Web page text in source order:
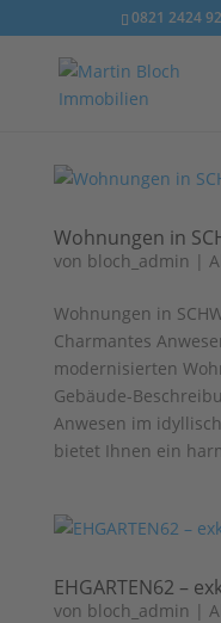
0821 2424
Wohnungen in
von bloch_admin |
Wohnungen in
Charmantes
modernisierten
Gebäude-
Anwesen im
bietet Ihnen ein
EHGARTEN62 –
von bloch_admin |